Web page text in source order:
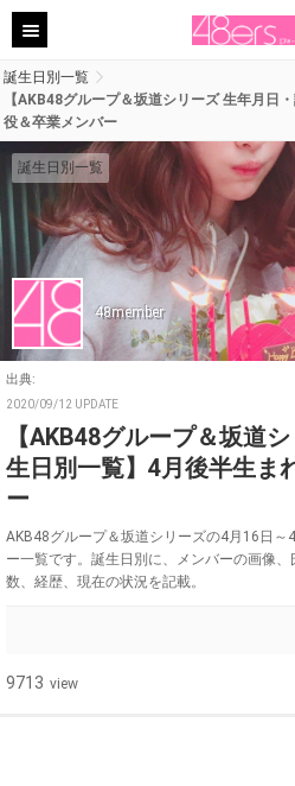
誕生日別一覧
【AKB48グループ＆坂道シリーズ 生年月日
役＆卒業メンバー
誕生日別一覧
48member
出典:
2020/09/12 UPDATE
【AKB48グループ＆坂道
生日別一覧】4月後半生ま
ー
AKB48グループ＆坂道シリーズの4月16日
ー一覧です。誕生日別に、メンバーの画像
数、経歴、現在の状況を記載。
9713 view